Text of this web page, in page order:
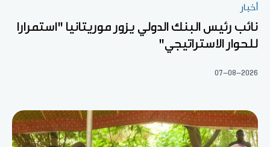
أخبار
نائب رئيس البنك الدولي يزور موريتانيا "استمرارا
للحوار الاستراتيجي"
07-08-2026